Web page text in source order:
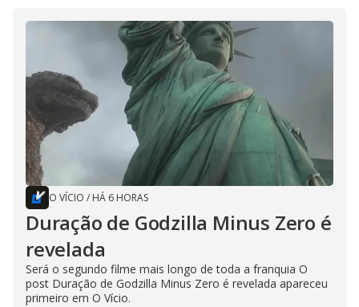
O VÍCIO / HÁ 6 HORAS
Duração de Godzilla Minus Zero é
revelada
Será o segundo filme mais longo de toda a franquia O
post Duração de Godzilla Minus Zero é revelada apareceu
primeiro em O Vício.